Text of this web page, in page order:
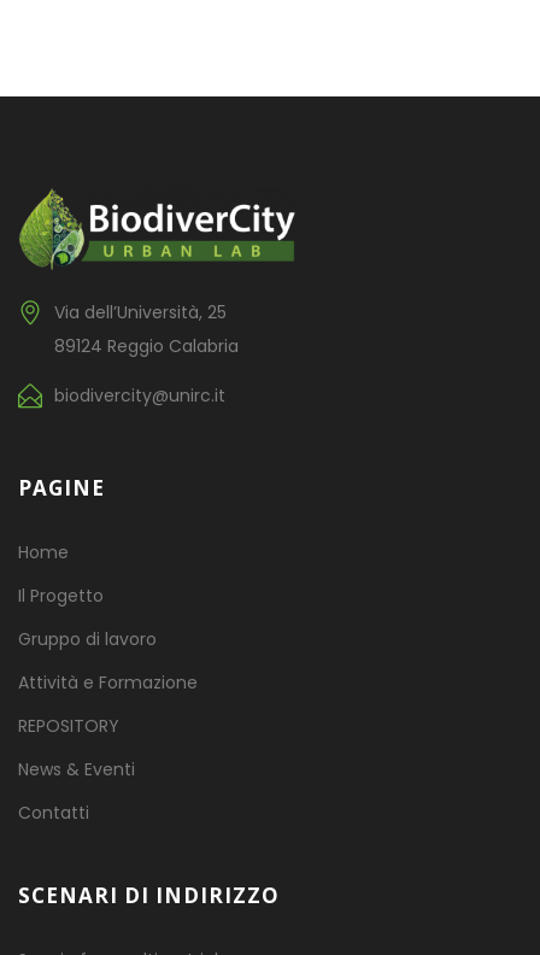
Via dell’Università, 25
89124 Reggio Calabria
biodivercity@unirc.it
PAGINE
Home
Il Progetto
Gruppo di lavoro
Attività e Formazione
REPOSITORY
News & Eventi
Contatti
SCENARI DI INDIRIZZO